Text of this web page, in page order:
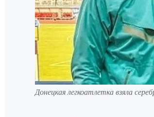
Донецкая легкоатлетка взяла